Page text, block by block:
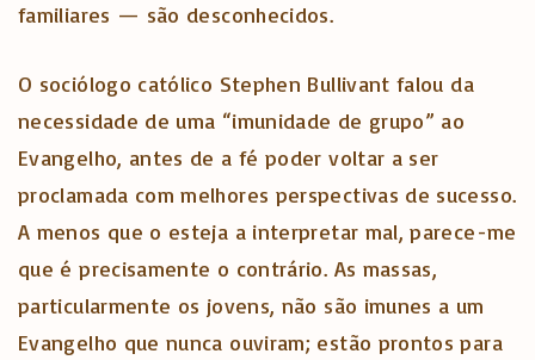
familiares — são desconhecidos.
O sociólogo católico Stephen Bullivant falou da
necessidade de uma “imunidade de grupo” ao
Evangelho, antes de a fé poder voltar a ser
proclamada com melhores perspectivas de sucesso.
A menos que o esteja a interpretar mal, parece-me
que é precisamente o contrário. As massas,
particularmente os jovens, não são imunes a um
Evangelho que nunca ouviram; estão prontos para